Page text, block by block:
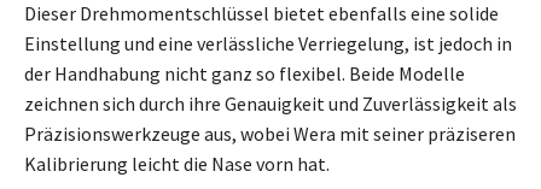
Dieser Drehmomentschlüssel bietet ebenfalls eine solide
Einstellung und eine verlässliche Verriegelung, ist jedoch in
der Handhabung nicht ganz so flexibel. Beide Modelle
zeichnen sich durch ihre Genauigkeit und Zuverlässigkeit als
Präzisionswerkzeuge aus, wobei Wera mit seiner präziseren
Kalibrierung leicht die Nase vorn hat.